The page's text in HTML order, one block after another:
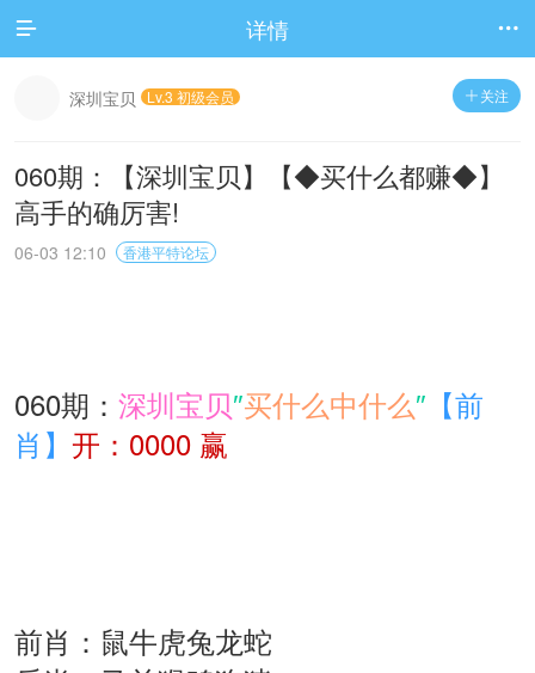
 详情 
 关注
深圳宝贝 Lv.3 初级会员
060期：【深圳宝贝】【◆买什么都赚◆】
高手的确厉害!
06-03 12:10 香港平特论坛
060期： 深圳宝贝″买什么中什么″ 【前
肖】 开：0000 赢
前肖：鼠牛虎兔龙蛇